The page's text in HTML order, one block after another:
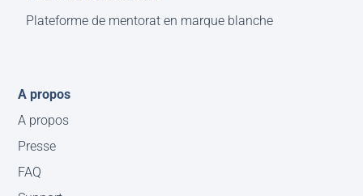
Plateforme de mentorat en marque blanche
A propos
A propos
Presse
FAQ